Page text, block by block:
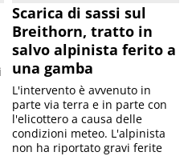
Scarica di sassi sul
Breithorn, tratto in
salvo alpinista ferito a
una gamba
L'intervento è avvenuto in
parte via terra e in parte con
l'elicottero a causa delle
condizioni meteo. L'alpinista
non ha riportato gravi ferite